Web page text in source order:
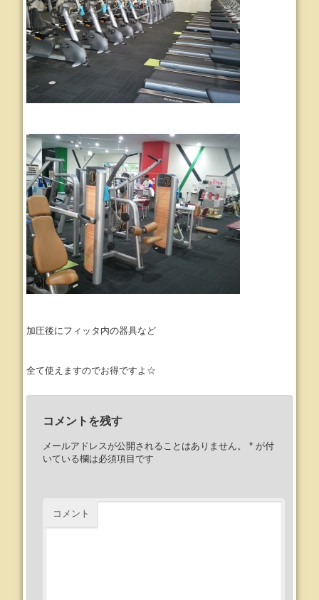
加圧後にフィッタ内の器具など
全て使えますのでお得ですよ☆
コメントを残す
メールアドレスが公開されることはありません。 *が付
いている欄は必須項目です
コメント